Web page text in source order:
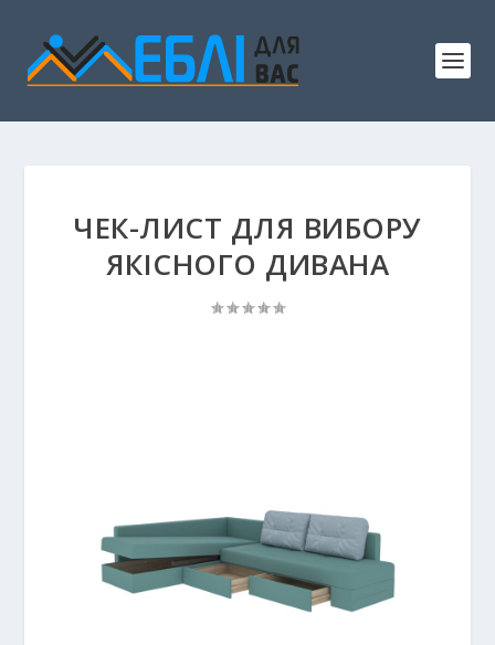
ЧЕК-ЛИСТ ДЛЯ ВИБОРУ
ЯКІСНОГО ДИВАНА